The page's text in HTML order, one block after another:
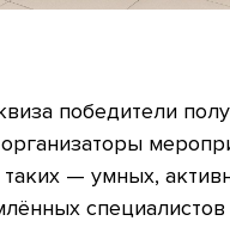
победители
— умных,